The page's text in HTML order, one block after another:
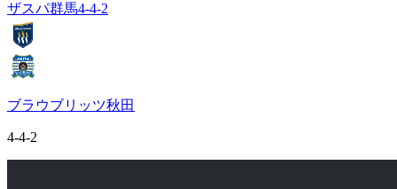
ザスパ群馬4-4-2
ブラウブリッツ秋田
4-4-2